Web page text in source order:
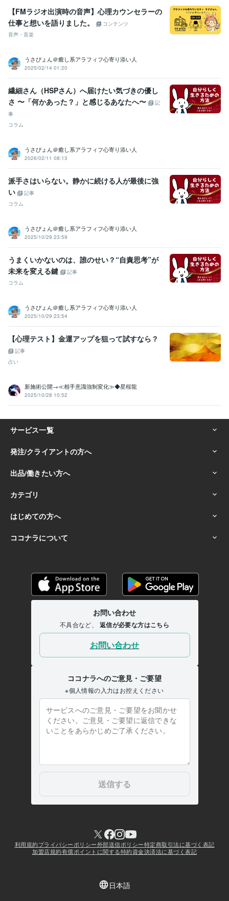
印刷・ウェブマーケティング会社 1993年3月 ~ 現在
株式会社リクルート 1991年3月 ~ 1993年2月
達成おすすめユーザー第１位（アドバイザー/カウンセラー
■ココナラ【レギュラーランク】に昇格 ■求人
情報誌「フロムエー」読者モデル ■関西テレビ、深夜討論番組レギュ
ラー出演 ■雑誌「エルマガジン」読者モデル ■雑誌「ぴあ」読者モ
■【男性心理】男が必要
以上に彼女の反応にこだわるのはなぜ?
くなる瞬間って?
■【男性心理】男が女性を好きになる瞬間はいつ、
どんな時? ■【男性心理】なぜ、男は最初の情熱が消え、急に冷めだ
すのか？ ■【男性心理】なぜ、男の嫉妬心は根が深くて厄介なの
か？ ■【男性心理】なぜ、男は親しくなると赤ちゃん言葉を使うの
か?
■【男性心理】男の浮気心は、どういう時に芽生えるのか? ■
【男性心理】男には2種類の嘘があるって知ってる?
■【男性心理】な
ぜ、男はすぐに女のやさしさを誤解するのか?
資格・検定
上級心理カウンセラー
メンタル心理カウンセラー 取得年 : 2021年
普通自動車第一種運転免許 取得年 : 1986年
ビジネス・クリエイティブツール
WordPress:15年
その他ツール
☆人の話を親身に聞き、共感する力:50年
☆明るく前向きな性格で周りに影響を与える:50年
☆人との繋がりを大切にし、関係を築くのが得意:30年
☆サークルやイベントの企画・運営の経験が豊富:20年
☆常に「ワクワク」を大切にし新しい事に挑戦し続ける:50年
☆人を笑顔にするのが得意で、場を盛り上げる:40年
☆夢や目標を持ち続け、それを叶えるために行動できる:30年
☆人の強みや魅力を引き出し、サポートができる:20年
☆副収入の獲得や経済的自由を目指す人を支援:20年
☆「人との縁」を大切にし、長く関係を築く力がある:30年
☆穏やかで優しい性格で、安心感を与える:50年
☆人生を豊かにするための自己投資や学びを欠かさない:30年
☆スピリチュアルやヒーリングを日常に取り入れている:20年
☆困っている人を見過ごせず、自然と手を差し伸べる:40年
☆感動しやすく、小さな幸せを見つけるのが得意:50年
悩み相談・カウンセリング
■元彼と復縁｜曖昧な別れの本音を解明
■離婚夫婦関係の悩み相
談！関係修復
■人間関係人生の悩み深く寄り添い聴きます ■片思い成
就！男の本音で振り向かせます
男性心理 恋愛
集客・マーケティング相談
■販売実績6000件超！電話相談のやり方
■30分で電話相談出品者の悩み聞きます ■一人ビジネスで成功する
■最速プラチナランク！20日間伴走します
電話相談 ココナラ 仕事 マーケティング ビジネス
経営
コンサルタント
1987年3月 ~ 1991年2月
大阪府私立上宮高等学校 1983年3月 ~ 1986年2月
人生経歴【自己紹介】part1 人生の主役『うさぴょん』
人生経歴【自己紹介】part2 人生の主役『うさぴょん』(^O^)/
年7月 ~ 現在
人生経歴【自己紹介】part4 人生の主役『うさぴょん』(^O^)/
人生経歴【自己紹介】part5 人生の主役『うさぴょん』(^O^)/
年7月 ~ 現在
人生経歴【自己紹介】part7 人生の主役『うさぴょん』(^O^)/
年7月 ~ 現在
人生経歴【自己紹介】part8 人生の主役『うさぴょん』(^O^)/
1967
【FMラジオ出演時の音声】心理カウンセラーの
仕事と想いを語りました。
コンテンツ
音声・音楽
うさぴょん＠癒し系アラフィフ心寄り添い人
2025/02/14 01:20
繊細さん（HSPさん）へ届けたい気づきの優し
さ 〜「何かあった？」と感じるあなたへ〜
記
事
コラム
うさぴょん＠癒し系アラフィフ心寄り添い人
2026/02/11 08:13
派手さはいらない。静かに続ける人が最後に強
い
記事
コラム
うさぴょん＠癒し系アラフィフ心寄り添い人
2025/10/29 23:59
うまくいかないのは、誰のせい？“自責思考”が
未来を変える鍵
記事
コラム
うさぴょん＠癒し系アラフィフ心寄り添い人
2025/10/29 23:54
【心理テスト】金運アップを狙って試すなら？
記事
占い
新施術公開→≪相手意識強制変化≫◆星桜龍
2025/10/28 10:52